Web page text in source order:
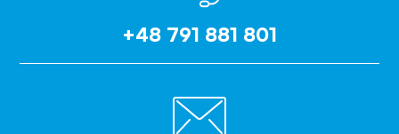
+48 791 881 801